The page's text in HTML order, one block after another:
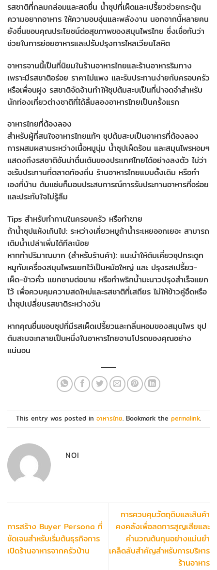
รสชาติที่กลมกล่อมและสดชื่น น้ำซุปที่เผ็ดและเปรี้ยวช่วยกระตุ้น
ความอยากอาหาร ให้ความอบอุ่นและพลังงาน นอกจากนี้หลายคน
ยังชื่นชอบคุณประโยชน์ต่อสุขภาพของสมุนไพรไทย ซึ่งเชื่อกันว่า
ช่วยในการย่อยอาหารและปรับปรุงการไหลเวียนโลหิต
อาหารจานนี้เป็นที่นิยมในร้านอาหารไทยและร้านอาหารริมทาง
เพราะมีรสชาติอร่อย ราคาไม่แพง และรับประทานง่ายกับครอบครัว
หรือเพื่อนฝูง รสชาติจัดจ้านทำให้ซุปต้มสะบเป็นที่น่าจดจำสำหรับ
นักท่องเที่ยวต่างชาติที่ได้ลิ้มลองอาหารไทยเป็นครั้งแรก
อาหารไทยที่ต้องลอง
สำหรับผู้ที่สนใจอาหารไทยแท้ๆ ซุปต้มสะบเป็นอาหารที่ต้องลอง
การผสมผสานระหว่างเนื้อหมูนุ่ม น้ำซุปเผ็ดร้อน และสมุนไพรหอมๆ
แสดงถึงรสชาติอันน่าตื่นเต้นของประเทศไทยได้อย่างลงตัว ไม่ว่า
จะรับประทานที่ตลาดท้องถิ่น ร้านอาหารไทยแบบดั้งเดิม หรือทำ
เองที่บ้าน ต้มแซ่บก็มอบประสบการณ์การรับประทานอาหารที่อร่อย
และประทับใจไม่รู้ลืม
Tips สำหรับทำทานในครอบครัว หรือทำขาย
ถ้าน้ำซุปแห้งเกินไป: ระหว่างเคี่ยวหมูถ้าน้ำระเหยออกเยอะ สามารถ
เติมน้ำเปล่าเพิ่มได้ทีละน้อย
หากทำปริมาณมาก (สำหรับร้านค้า): แนะนำให้ต้มเคี่ยวซุปกระดูก
หมูกับเครื่องสมุนไพรแยกไว้เป็นหม้อใหญ่ และ ปรุงรสเปรี้ยว-
เผ็ด-ข้าวคั่ว แยกชามต่อชาม หรือทำพริกน้ำมะนาวปรุงสำเร็จแยก
ไว้ เพื่อควบคุมความสดใหม่และรสชาติที่เสถียร ไม่ให้ข้าวคู่อืดหรือ
น้ำซุปเปลี่ยนรสชาติระหว่างวัน
หากคุณชื่นชอบซุปที่มีรสเผ็ดเปรี้ยวและกลิ่นหอมของสมุนไพร ซุป
ต้มสะบจะกลายเป็นหนึ่งในอาหารไทยจานโปรดของคุณอย่าง
แน่นอน
This entry was posted in อาหารไทย. Bookmark the permalink.
NOI
การสร้าง Buyer Persona ที่
ชัดเจนสำหรับเริ่มต้นธุรกิจการ
เปิดร้านอาหารจากครัวบ้าน
การควบคุมวัตถุดิบและสินค้า
คงคลังเพื่อลดการสูญเสียและ
คำนวณต้นทุนอย่างแม่นยำ
เคล็ดลับสำคัญสำหรับการบริหาร
ร้านอาหาร